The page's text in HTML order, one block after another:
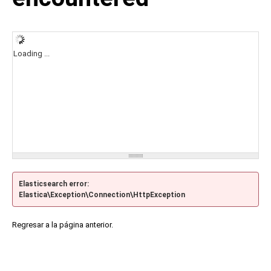
Loading ...
Elasticsearch error:
Elastica\Exception\Connection\HttpException
Regresar a la página anterior.